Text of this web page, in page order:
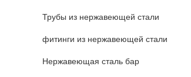
Трубы из нержавеющей стали
фитинги из нержавеющей стали
Нержавеющая сталь бар